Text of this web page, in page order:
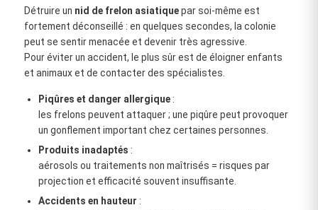
Détruire un nid de frelon asiatiquepar soi‑même est
fortement déconseillé : en quelques secondes, la colonie
peut se sentir menacée et devenir très agressive.
Pour éviter un accident, le plus sûr est de éloigner enfants
et animaux et de contacter des spécialistes.
Piqûres et danger allergique :
les frelons peuvent attaquer ; une piqûre peut provoquer
un gonflement important chez certaines personnes.
Produits inadaptés :
aérosols ou traitements non maîtrisés = risques par
projection et efficacité souvent insuffisante.
Accidents en hauteur :